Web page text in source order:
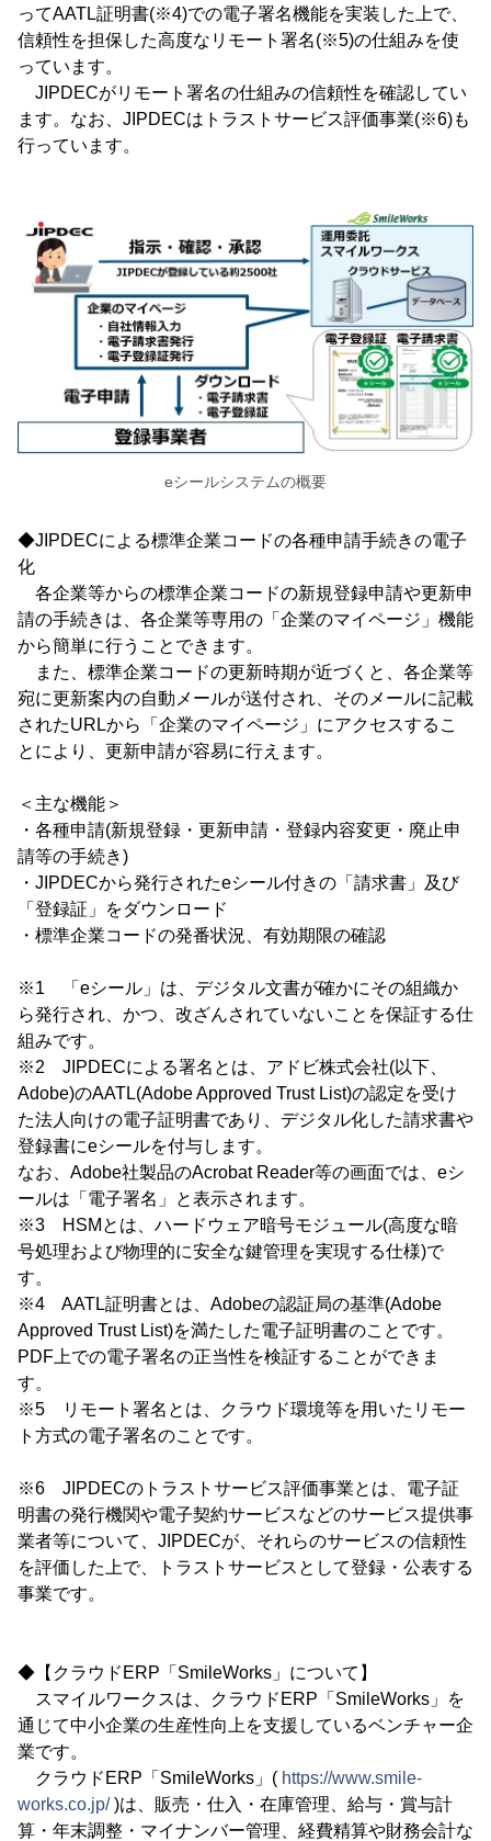
ってAATL証明書(※4)での電子署名機能を実装した上で、
信頼性を担保した高度なリモート署名(※5)の仕組みを使
っています。
JIPDECがリモート署名の仕組みの信頼性を確認してい
ます。なお、JIPDECはトラストサービス評価事業(※6)も
行っています。
eシールシステムの概要
◆JIPDECによる標準企業コードの各種申請手続きの電子
化
各企業等からの標準企業コードの新規登録申請や更新申
請の手続きは、各企業等専用の「企業のマイページ」機能
から簡単に行うことできます。
また、標準企業コードの更新時期が近づくと、各企業等
宛に更新案内の自動メールが送付され、そのメールに記載
されたURLから「企業のマイページ」にアクセスするこ
とにより、更新申請が容易に行えます。
＜主な機能＞
・各種申請(新規登録・更新申請・登録内容変更・廃止申
請等の手続き)
・JIPDECから発行されたeシール付きの「請求書」及び
「登録証」をダウンロード
・標準企業コードの発番状況、有効期限の確認
※1 「eシール」は、デジタル文書が確かにその組織か
ら発行され、かつ、改ざんされていないことを保証する仕
組みです。
※2 JIPDECによる署名とは、アドビ株式会社(以下、
Adobe)のAATL(Adobe Approved Trust List)の認定を受け
た法人向けの電子証明書であり、デジタル化した請求書や
登録書にeシールを付与します。
なお、Adobe社製品のAcrobat Reader等の画面では、eシ
ールは「電子署名」と表示されます。
※3 HSMとは、ハードウェア暗号モジュール(高度な暗
号処理および物理的に安全な鍵管理を実現する仕様)で
す。
※4 AATL証明書とは、Adobeの認証局の基準(Adobe
Approved Trust List)を満たした電子証明書のことです。
PDF上での電子署名の正当性を検証することができま
す。
※5 リモート署名とは、クラウド環境等を用いたリモー
ト方式の電子署名のことです。
※6 JIPDECのトラストサービス評価事業とは、電子証
明書の発行機関や電子契約サービスなどのサービス提供事
業者等について、JIPDECが、それらのサービスの信頼性
を評価した上で、トラストサービスとして登録・公表する
事業です。
◆【クラウドERP「SmileWorks」について】
スマイルワークスは、クラウドERP「SmileWorks」を
通じて中小企業の生産性向上を支援しているベンチャー企
業です。
クラウドERP「SmileWorks」( https://www.smile-
works.co.jp/)は、販売・仕入・在庫管理、給与・賞与計
算・年末調整・マイナンバー管理、経費精算や財務会計な